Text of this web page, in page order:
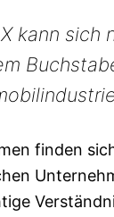
kann sich
finden